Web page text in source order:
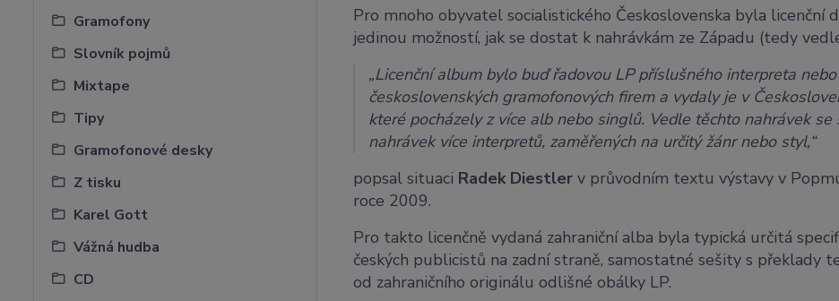
Gramofony
Slovník pojmů
Mixtape
Tipy
Gramofonové desky
Z tisku
Karel Gott
Vážná hudba
CD
Pro mnoho obyvatel socialistického Československa byla licenční
jedinou možností, jak se dostat k nahrávkám ze Západu (tedy
„Licenční album bylo buď řadovou LP příslušného interpreta
československých gramofonových firem a vydaly je v
které pocházely z více alb nebo singlů. Vedle těchto nahrávek
nahrávek více interpretů, zaměřených na určitý žánr nebo styl,“
popsal situaci Radek Diestler v průvodním textu výstavy v
roce 2009.
Pro takto licenčně vydaná zahraniční alba byla typická určitá
českých publicistů na zadní straně, samostatné sešity s překlady
od zahraničního originálu odlišné obálky LP.